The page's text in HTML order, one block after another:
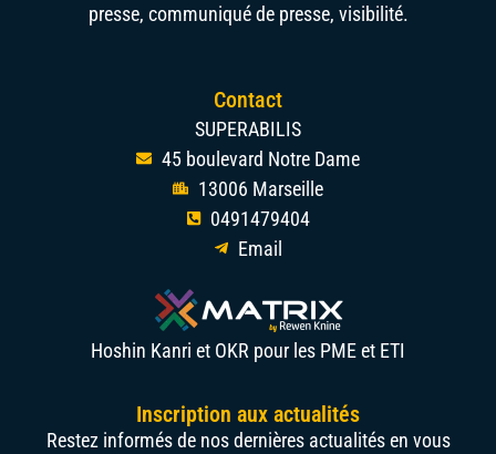
presse, communiqué de presse, visibilité.
Contact
SUPERABILIS
45 boulevard Notre Dame
13006 Marseille
0491479404
Email
Hoshin Kanri et OKR pour les PME et ETI
Inscription aux actualités
Restez informés de nos dernières actualités en vous